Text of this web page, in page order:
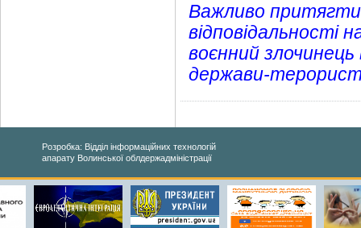
Важливо притягти
відповідальності
воєнний злочинець
держави-
Розробка: Відділ інформаційних технологій
апарату Волинської облдержадміністрації